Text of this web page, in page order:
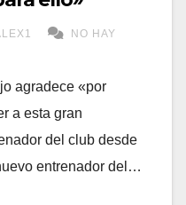
NO HAY
agradece «por
a esta gran
del club desde
entrenador del…